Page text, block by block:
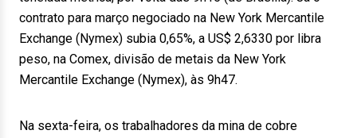
contrato para março negociado na New York Mercantile
Exchange (Nymex) subia 0,65%, a US$ 2,6330 por libra
peso, na Comex, divisão de metais da New York
Mercantile Exchange (Nymex), às 9h47.
Na sexta-feira, os trabalhadores da mina de cobre